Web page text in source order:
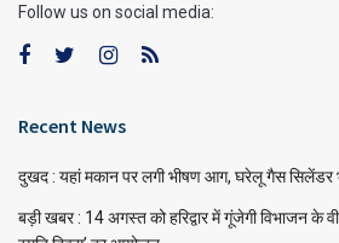
Follow us on social media:
Recent News
दुखद : यहां मकान पर लगी भीषण आग, घरेलू गैस सिलेंडर
बड़ी खबर : 14 अगस्त को हरिद्वार में गूंजेगी विभाजन के